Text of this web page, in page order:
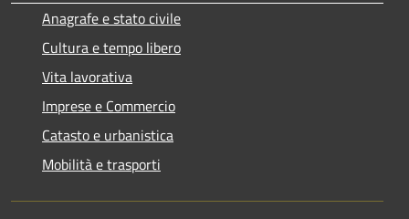
Anagrafe e stato civile
Cultura e tempo libero
Vita lavorativa
Imprese e Commercio
Catasto e urbanistica
Mobilità e trasporti